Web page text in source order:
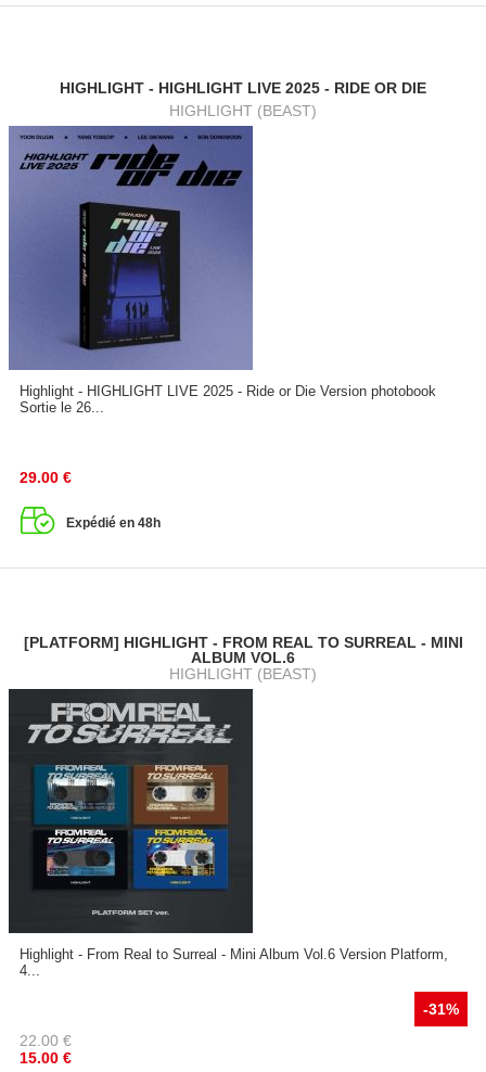
HIGHLIGHT - HIGHLIGHT LIVE 2025 - RIDE OR DIE
HIGHLIGHT (BEAST)
Highlight - HIGHLIGHT LIVE 2025 - Ride or Die Version photobook
Sortie le 26...
29.00 €
Expédié en 48h
[PLATFORM] HIGHLIGHT - FROM REAL TO SURREAL - MINI
ALBUM VOL.6
HIGHLIGHT (BEAST)
Highlight - From Real to Surreal - Mini Album Vol.6 Version Platform,
4...
-31%
22.00 €
15.00 €